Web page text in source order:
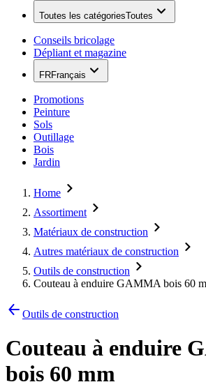
Toutes les catégoriesToutes
Conseils bricolage
Dépliant et magazine
FRFrançais
Promotions
Peinture
Sols
Outillage
Bois
Jardin
Home
Assortiment
Matériaux de construction
Autres matériaux de construction
Outils de construction
Couteau à enduire GAMMA bois 60
Outils de construction
Couteau à enduire
bois 60 mm